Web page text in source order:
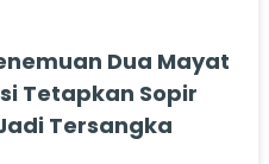
Dua Mayat
Tetapkan Sopir
Tersangka